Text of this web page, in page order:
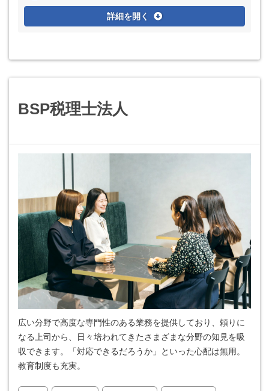
詳細を開く
BSP税理士法人
広い分野で高度な専門性のある業務を提供しており、頼りに
なる上司から、日々培われてきたさまざまな分野の知見を吸
収できます。「対応できるだろうか」といった心配は無用。
教育制度も充実。